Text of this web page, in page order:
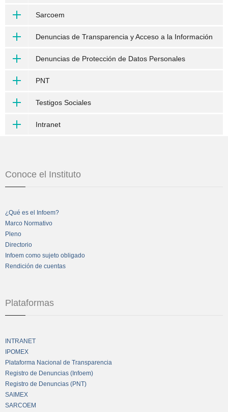
Sarcoem
Denuncias de Transparencia y Acceso a la Información
Denuncias de Protección de Datos Personales
PNT
Testigos Sociales
Intranet
Conoce el Instituto
¿Qué es el Infoem?
Marco Normativo
Pleno
Directorio
Infoem como sujeto obligado
Rendición de cuentas
Plataformas
INTRANET
IPOMEX
Plataforma Nacional de Transparencia
Registro de Denuncias (Infoem)
Registro de Denuncias (PNT)
SAIMEX
SARCOEM